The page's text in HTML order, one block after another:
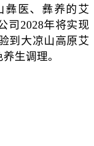
彝医、彝养的艾
司2028年将实现
到大凉山高原艾
生调理。